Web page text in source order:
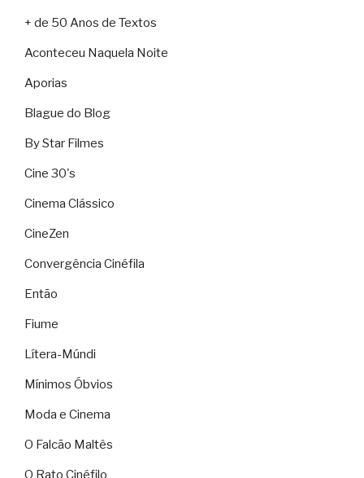
+ de 50 Anos de Textos
Aconteceu Naquela Noite
Aporias
Blague do Blog
By Star Filmes
Cine 30's
Cinema Clássico
CineZen
Convergência Cinéfila
Então
Fiume
Lítera-Múndi
Mínimos Óbvios
Moda e Cinema
O Falcão Maltês
O Rato Cinéfilo